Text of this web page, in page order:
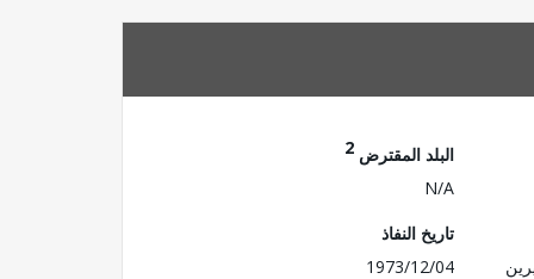
البلد المقترض 2
N/A
تاريخ النفاذ
1973/12/04